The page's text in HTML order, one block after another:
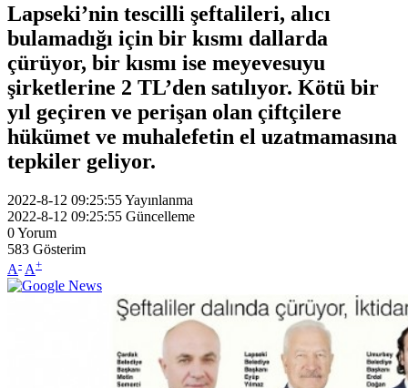
Lapseki’nin tescilli şeftalileri, alıcı
bulamadığı için bir kısmı dallarda
çürüyor, bir kısmı ise meyevesuyu
şirketlerine 2 TL’den satılıyor. Kötü bir
yıl geçiren ve perişan olan çiftçilere
hükümet ve muhalefetin el uzatmamasına
tepkiler geliyor.
2022-8-12 09:25:55Yayınlanma
2022-8-12 09:25:55 Güncelleme
0Yorum
583 Gösterim
A- A+